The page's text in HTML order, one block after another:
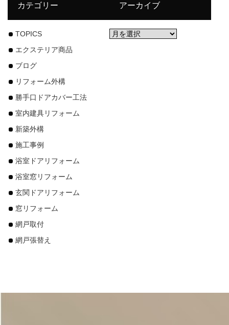
カテゴリー
TOPICS
エクステリア商品
ブログ
リフォーム外構
勝手口ドアカバー工法
室内建具リフォーム
新築外構
施工事例
浴室ドアリフォーム
浴室窓リフォーム
玄関ドアリフォーム
窓リフォーム
網戸取付
網戸張替え
アーカイブ